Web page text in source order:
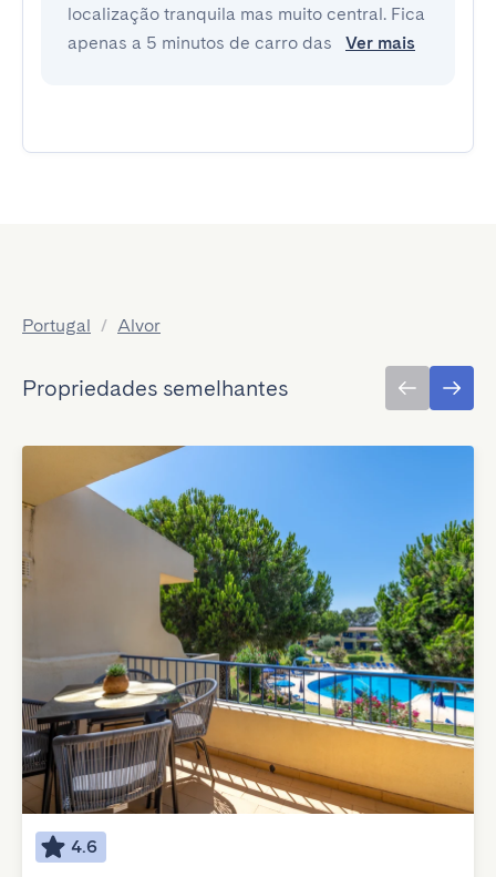
localização tranquila mas muito central. Fica
apenas a 5 minutos de carro das
Ver mais
Portugal / Alvor
Propriedades semelhantes
4.6